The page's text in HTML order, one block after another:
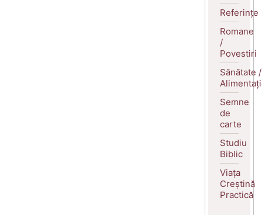
Referințe
Romane
/
Povestiri
Sănătate /
Semne
de
carte
Studiu
Biblic
Viața
Creștină
Practică